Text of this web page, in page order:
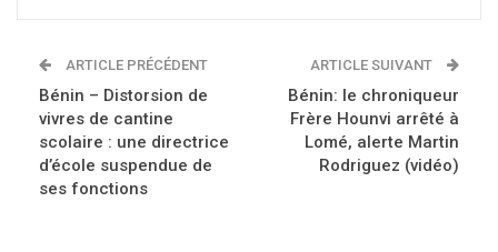
ARTICLE PRÉCÉDENT
Bénin – Distorsion de
vivres de cantine
scolaire : une directrice
d’école suspendue de
ses fonctions
ARTICLE SUIVANT
Bénin: le chroniqueur
Frère Hounvi arrêté à
Lomé, alerte Martin
Rodriguez (vidéo)